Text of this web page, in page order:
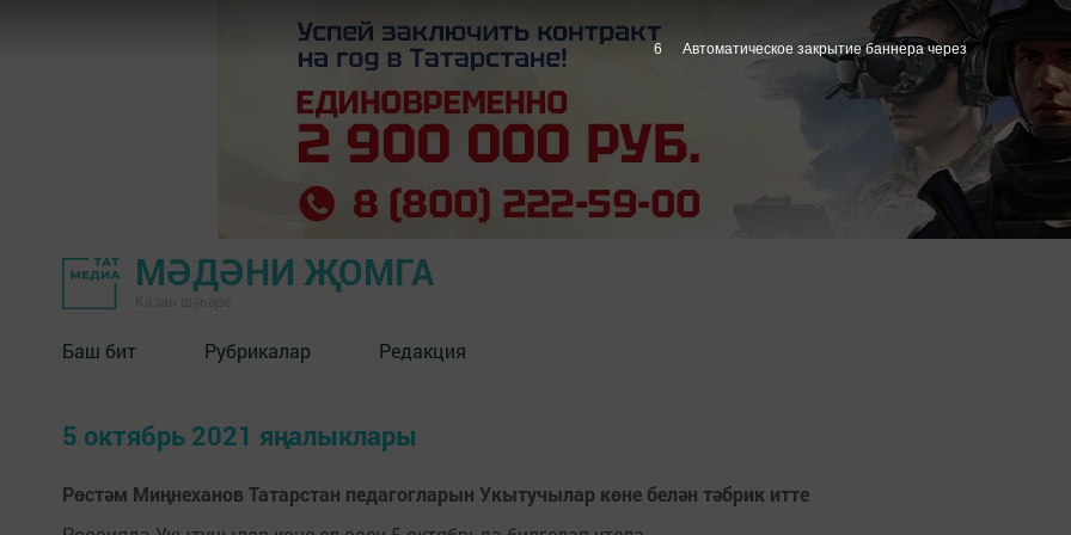
МӘДӘНИ ҖОМГА
Баш бит Рубрикалар Редакция
5 октябрь 2021 яңалыклары
Рөстәм Миңнеханов Татарстан педагогларын Укытучылар көне белән тәбрик итте
6 Автоматическое закрытие баннера через